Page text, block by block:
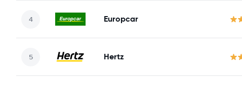
Europcar
Hertz